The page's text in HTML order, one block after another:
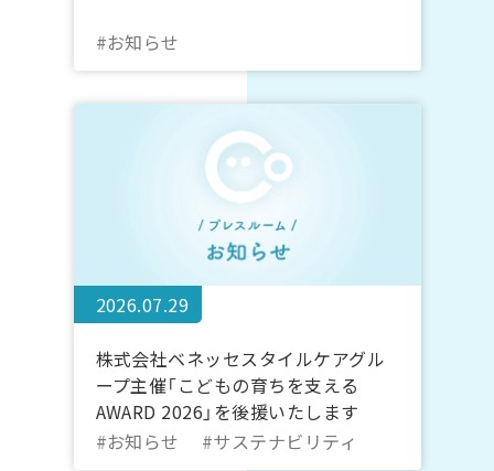
#お知らせ
2026.07.29
株式会社ベネッセスタイルケアグル
ープ主催「こどもの育ちを支える
AWARD 2026」を後援いたします
#お知らせ
#サステナビリティ